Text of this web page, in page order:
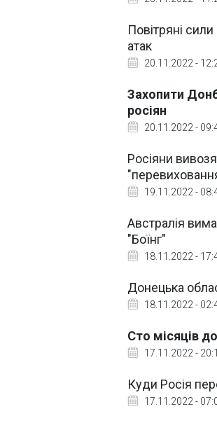
Повітряні
атак
20.11.2022 -
Захопити
росіян
20.11.2022 -
Росіяни
19.11.2022 -
Австралія
"Боїнг"
18.11.2022 -
Донецька
18.11.2022 -
Сто місяців
17.11.2022 -
Куди Росія
17.11.2022 -